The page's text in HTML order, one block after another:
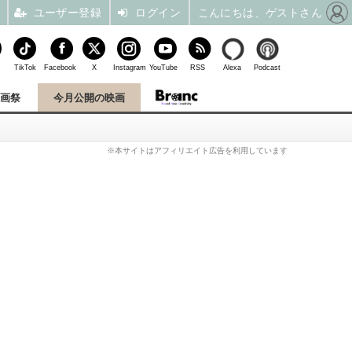
祭 今月公開の映画
※本サイトはアフィリエイト広告を利用しています
TikTok Facebook X Instagram YouTube RSS Alexa Podcast
ユーザー登録 ログイン こんにちは、ゲストさん